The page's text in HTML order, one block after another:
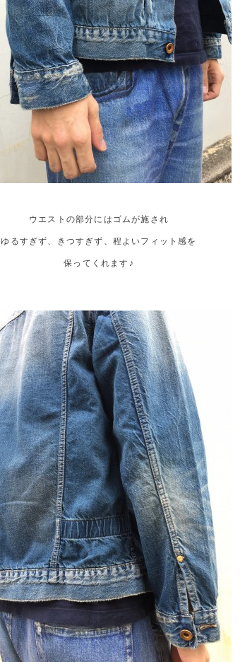
ウエストの部分にはゴムが施され
ゆるすぎず、きつすぎず、程よいフィット感を
保ってくれます♪